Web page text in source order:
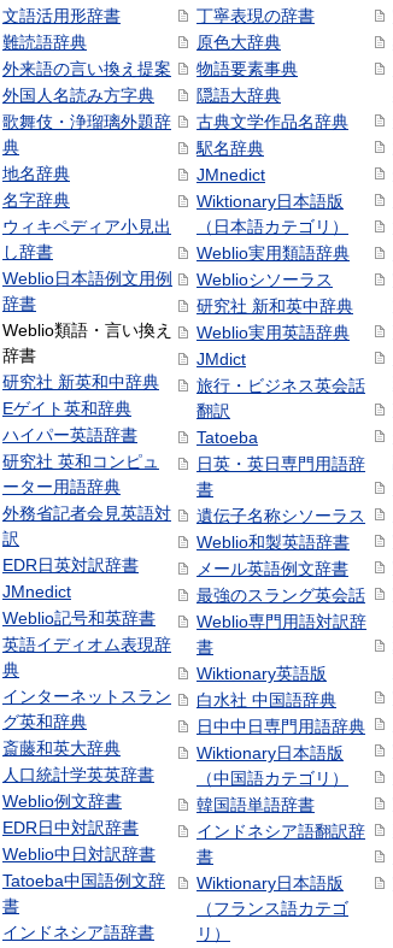
文語活用形辞書
難読語辞典
外来語の言い換え提案
外国人名読み方字典
歌舞伎・浄瑠璃外題辞
典
地名辞典
名字辞典
ウィキペディア小見出
し辞書
Weblio日本語例文用例
辞書
Weblio類語・言い換え
辞書
研究社 新英和中辞典
Eゲイト英和辞典
ハイパー英語辞書
研究社 英和コンピュ
ーター用語辞典
外務省記者会見英語対
訳
EDR日英対訳辞書
JMnedict
Weblio記号和英辞書
英語イディオム表現辞
典
インターネットスラン
グ英和辞典
斎藤和英大辞典
人口統計学英英辞書
Weblio例文辞書
EDR日中対訳辞書
Weblio中日対訳辞書
Tatoeba中国語例文辞
書
インドネシア語辞書
丁寧表現の辞書
原色大辞典
物語要素事典
隠語大辞典
古典文学作品名辞典
駅名辞典
JMnedict
Wiktionary日本語版
（日本語カテゴリ）
Weblio実用類語辞典
Weblioシソーラス
研究社 新和英中辞典
Weblio実用英語辞典
JMdict
旅行・ビジネス英会話
翻訳
Tatoeba
日英・英日専門用語辞
書
遺伝子名称シソーラス
Weblio和製英語辞書
メール英語例文辞書
最強のスラング英会話
Weblio専門用語対訳辞
書
Wiktionary英語版
白水社 中国語辞典
日中中日専門用語辞典
Wiktionary日本語版
（中国語カテゴリ）
韓国語単語辞書
インドネシア語翻訳辞
書
Wiktionary日本語版
（フランス語カテゴ
リ）